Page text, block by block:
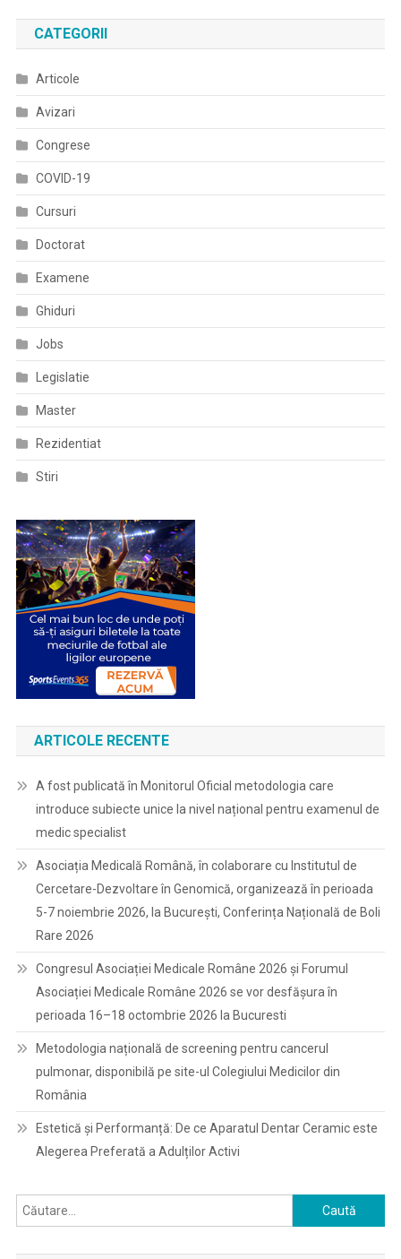
Să
Chirie,
Clădire
De
CATEGORII
Articole
Avizari
Congrese
COVID-19
Cursuri
Doctorat
Examene
Ghiduri
Jobs
Legislatie
Master
Rezidentiat
Stiri
ARTICOLE RECENTE
A fost publicată în Monitorul Oficial metodologia care
introduce subiecte unice la nivel național pentru examenul de
medic specialist
Asociația Medicală Română, în colaborare cu Institutul de
Cercetare-Dezvoltare în Genomică, organizează în perioada
5-7 noiembrie 2026, la București, Conferința Națională de Boli
Rare 2026
Congresul Asociației Medicale Române 2026 și Forumul
Asociației Medicale Române 2026 se vor desfășura în
perioada 16–18 octombrie 2026 la Bucuresti
Metodologia națională de screening pentru cancerul
pulmonar, disponibilă pe site-ul Colegiului Medicilor din
România
Estetică și Performanță: De ce Aparatul Dentar Ceramic este
Alegerea Preferată a Adulților Activi
Caută
după: